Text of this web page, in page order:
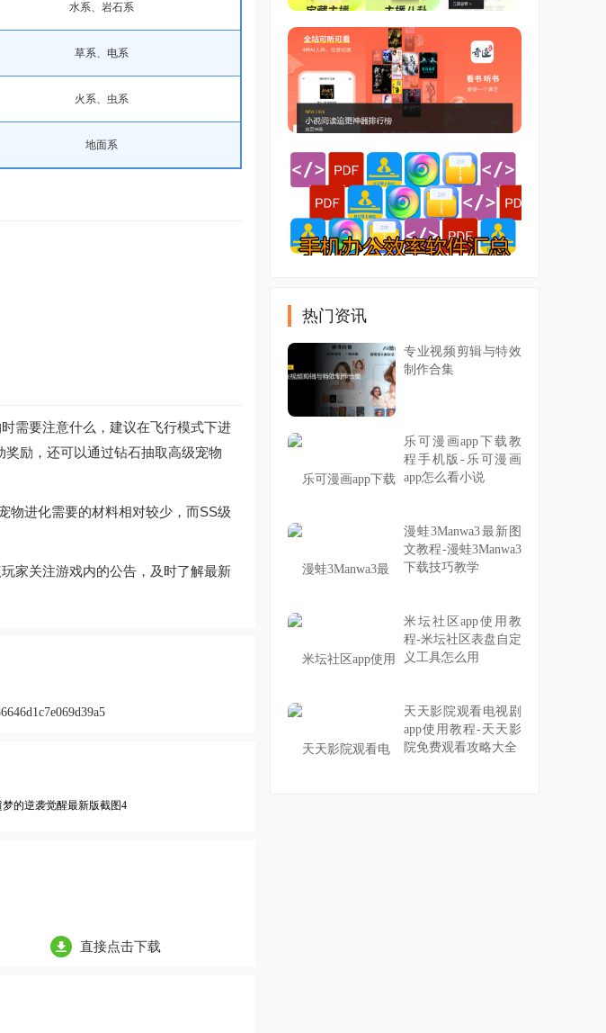
水系、岩石系
草系、电系
火系、虫系
地面系
需要注意什么，建议在飞行模式下进
励，还可以通过钻石抽取高级宠物
物进化需要的材料相对较少，而SS级
家关注游戏内的公告，及时了解最新
直接点击下载
热门资讯
专业视频剪辑与特效
制作合集
乐可漫画app下载教
程手机版-乐可漫画
app怎么看小说
漫蛙3Manwa3最新图
文教程-漫蛙3Manwa3
下载技巧教学
米坛社区app使用教
程-米坛社区表盘自定
义工具怎么用
天天影院观看电视剧
app使用教程-天天影
院免费观看攻略大全